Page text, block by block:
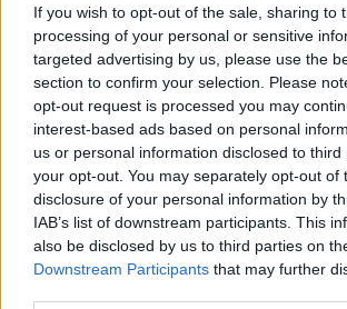
If you wish to opt-out of the sale, sharing to
processing of your personal or sensitive
targeted advertising by us, please use the
section to confirm your selection. Please
opt-out request is processed you may
interest-based ads based on personal
us or personal information disclosed to
your opt-out. You may separately opt-out of
disclosure of your personal information by
IAB’s list of downstream participants. This
also be disclosed by us to third parties on
Downstream Participants that may further
essere girato ai giallorossi fino al
stagione.